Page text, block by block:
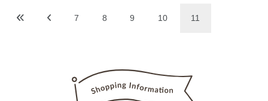
7 8 9 10 11